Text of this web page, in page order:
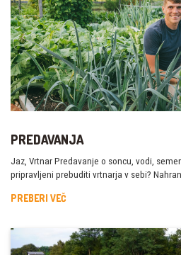
PREDAVANJA
Jaz, Vrtnar Predavanje o soncu, vodi,
pripravljeni prebuditi vrtnarja v sebi?
PREBERI VEČ